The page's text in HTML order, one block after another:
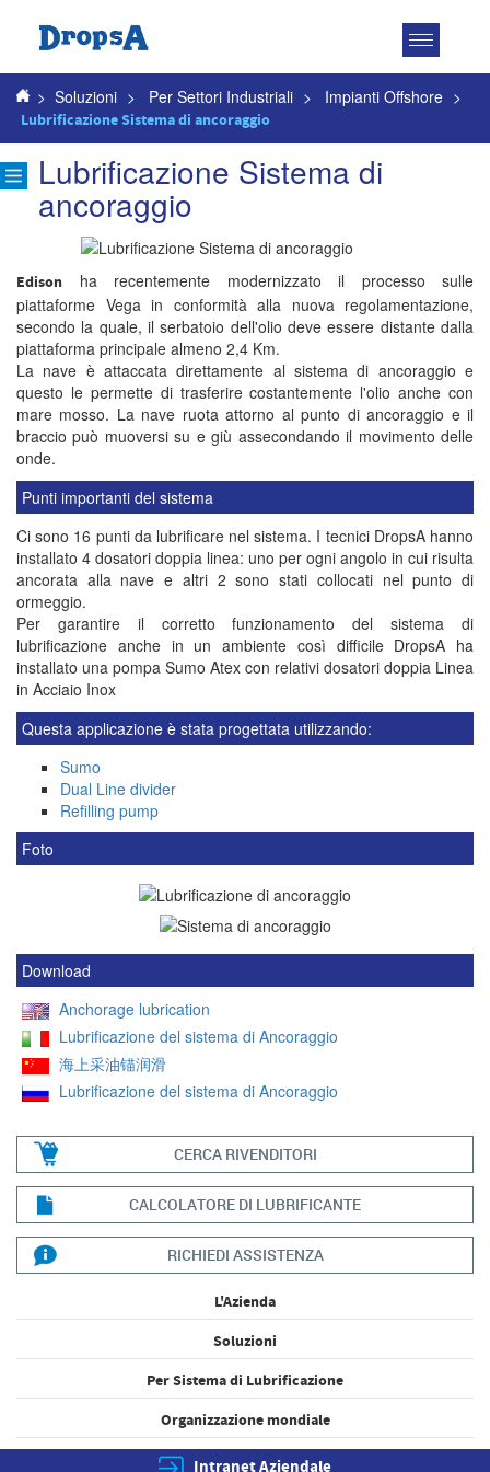
Attiva
> Soluzioni > Per Settori Industriali > Impianti Offshore >
Lubrificazione Sistema di ancoraggio
Lubrificazione Sistema di
ancoraggio
Edison ha recentemente modernizzato il processo sulle
piattaforme Vega in conformità alla nuova regolamentazione,
secondo la quale, il serbatoio dell'olio deve essere distante dalla
piattaforma principale almeno 2,4 Km.
La nave è attaccata direttamente al sistema di ancoraggio e
questo le permette di trasferire costantemente l'olio anche con
mare mosso. La nave ruota attorno al punto di ancoraggio e il
braccio può muoversi su e giù assecondando il movimento delle
onde.
Punti importanti del sistema
Ci sono 16 punti da lubrificare nel sistema. I tecnici DropsA hanno
installato 4 dosatori doppia linea: uno per ogni angolo in cui risulta
ancorata alla nave e altri 2 sono stati collocati nel punto di
ormeggio.
Per garantire il corretto funzionamento del sistema di
lubrificazione anche in un ambiente così difficile DropsA ha
installato una pompa Sumo Atex con relativi dosatori doppia Linea
in Acciaio Inox
Questa applicazione è stata progettata utilizzando:
Sumo
Dual Line divider
Refilling pump
Foto
Download
Anchorage lubrication
Lubrificazione del sistema di Ancoraggio
海上采油锚润滑
Lubrificazione del sistema di Ancoraggio
CERCA RIVENDITORI
CALCOLATORE DI LUBRIFICANTE
RICHIEDI ASSISTENZA
L'Azienda
Soluzioni
Per Sistema di Lubrificazione
Organizzazione mondiale
Intranet Aziendale